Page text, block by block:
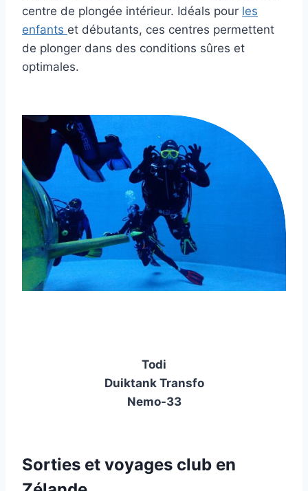
centre de plongée intérieur. Idéals pour les
enfants et débutants, ces centres permettent
de plonger dans des conditions sûres et
optimales.
Todi
Duiktank Transfo
Nemo-33
Sorties et voyages club en